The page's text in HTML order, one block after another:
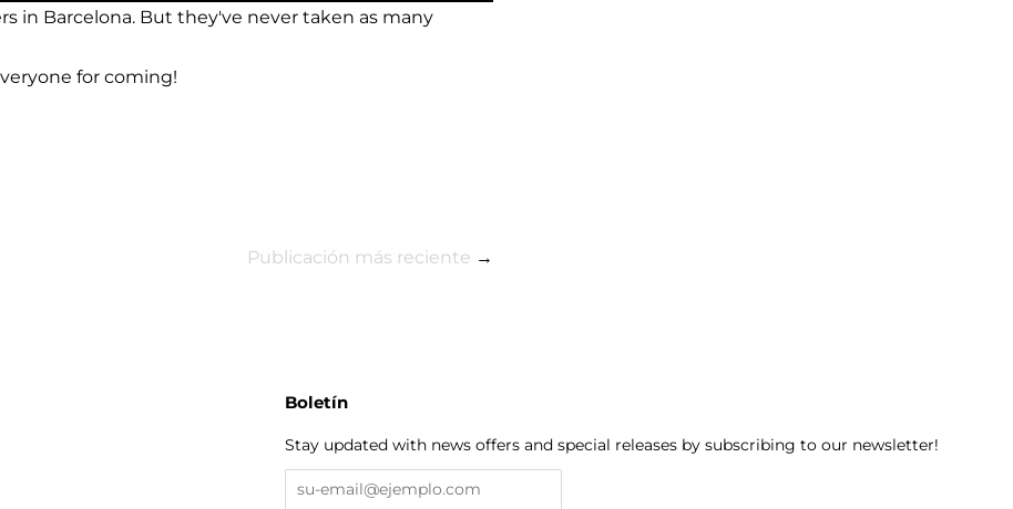
in Barcelona. But they've never taken as many
for coming!
Publicación más reciente →
Boletín
Stay updated with news offers and special releases by subscribing to our newsletter!